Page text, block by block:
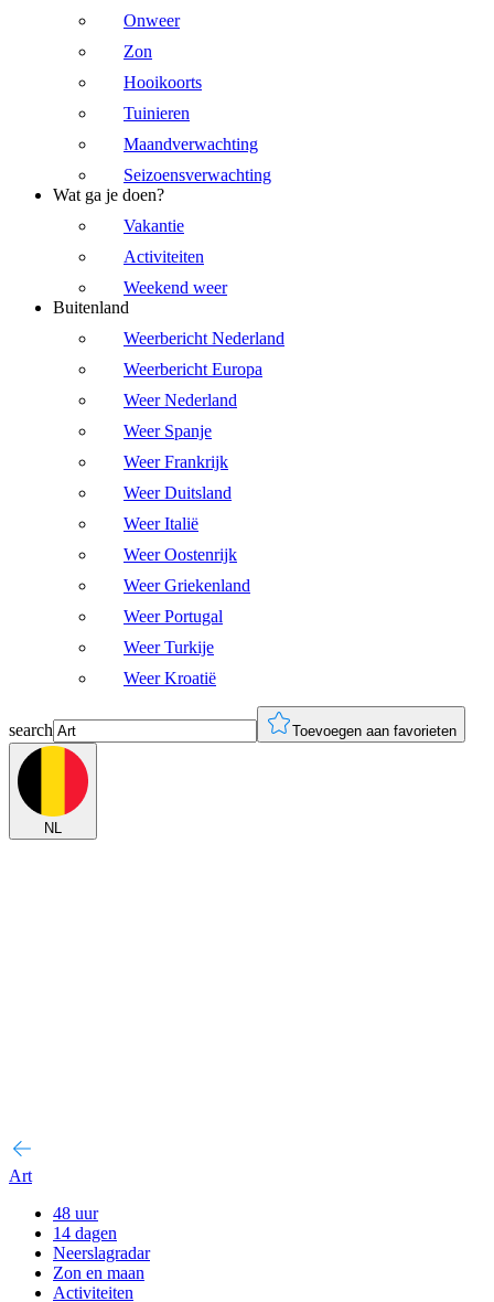
Onweer
Zon
Hooikoorts
Tuinieren
Maandverwachting
Seizoensverwachting
Wat ga je doen?
Vakantie
Activiteiten
Weekend weer
Buitenland
Weerbericht Nederland
Weerbericht Europa
Weer Nederland
Weer Spanje
Weer Frankrijk
Weer Duitsland
Weer Italië
Weer Oostenrijk
Weer Griekenland
Weer Portugal
Weer Turkije
Weer Kroatië
search Toevoegen aan favorieten
NL
Art
48 uur
14 dagen
Neerslagradar
Zon en maan
Activiteiten